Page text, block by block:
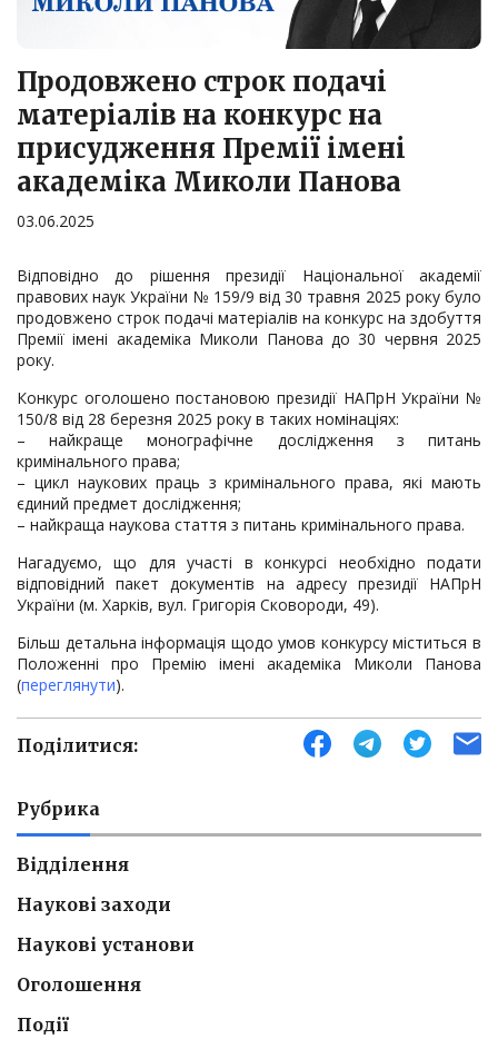
Продовжено строк подачі
матеріалів на конкурс на
присудження Премії імені
академіка Миколи Панова
03.06.2025
Відповідно до рішення президії Національної академії
правових наук України № 159/9 від 30 травня 2025 року було
продовжено строк подачі матеріалів на конкурс на здобуття
Премії імені академіка Миколи Панова до 30 червня 2025
року.
Конкурс оголошено постановою президії НАПрН України №
150/8 від 28 березня 2025 року в таких номінаціях:
– найкраще монографічне дослідження з питань
кримінального права;
– цикл наукових праць з кримінального права, які мають
єдиний предмет дослідження;
– найкраща наукова стаття з питань кримінального права.
Нагадуємо, що для участі в конкурсі необхідно подати
відповідний пакет документів на адресу президії НАПрН
України (м. Харків, вул. Григорія Сковороди, 49).
Більш детальна інформація щодо умов конкурсу міститься в
Положенні про Премію імені академіка Миколи Панова
(переглянути).
Поділитися:
Рубрика
Відділення
Наукові заходи
Наукові установи
Оголошення
Події